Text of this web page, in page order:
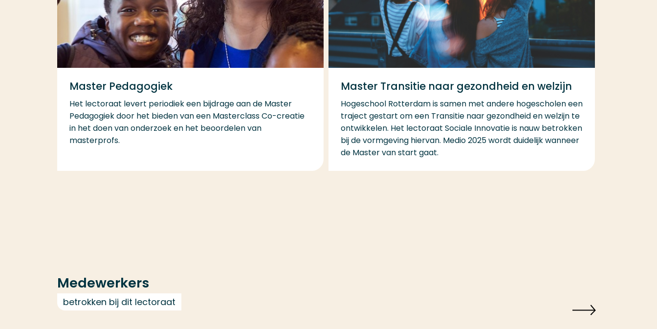
Master Pedagogiek
Het lectoraat levert periodiek een bijdrage aan de Master
Pedagogiek door het bieden van een Masterclass Co-creatie
in het doen van onderzoek en het beoordelen van
masterprofs.
Master Transitie naar gezondheid en welzijn
Hogeschool Rotterdam is samen met andere hogescholen een
traject gestart om een Transitie naar gezondheid en welzijn te
ontwikkelen. Het lectoraat Sociale Innovatie is nauw betrokken
bij de vormgeving hiervan. Medio 2025 wordt duidelijk wanneer
de Master van start gaat.
Medewerkers
betrokken bij dit lectoraat